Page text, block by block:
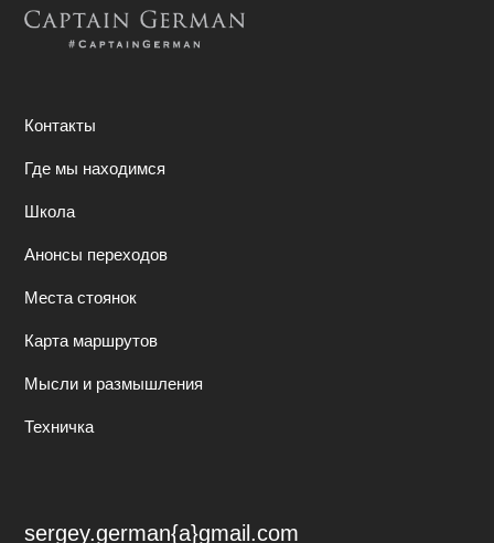
Контакты
Где мы находимся
Школа
Анонсы переходов
Места стоянок
Карта маршрутов
Мысли и размышления
Техничка
sergey.german{a}gmail.com